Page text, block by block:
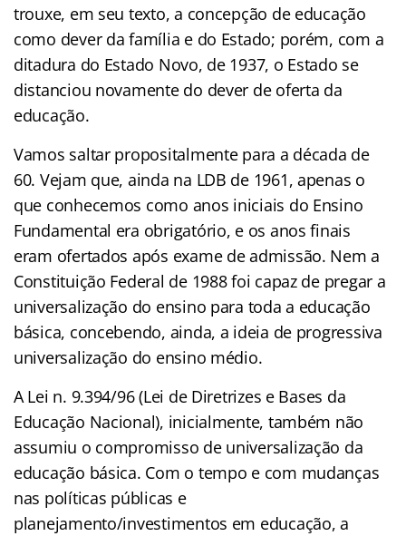
trouxe, em seu texto, a concepção de educação
como dever da família e do Estado; porém, com a
ditadura do Estado Novo, de 1937, o Estado se
distanciou novamente do dever de oferta da
educação.
Vamos saltar propositalmente para a década de
60. Vejam que, ainda na LDB de 1961, apenas o
que conhecemos como anos iniciais do Ensino
Fundamental era obrigatório, e os anos finais
eram ofertados após exame de admissão. Nem a
Constituição Federal de 1988 foi capaz de pregar a
universalização do ensino para toda a educação
básica, concebendo, ainda, a ideia de progressiva
universalização do ensino médio.
A Lei n. 9.394/96 (Lei de Diretrizes e Bases da
Educação Nacional), inicialmente, também não
assumiu o compromisso de universalização da
educação básica. Com o tempo e com mudanças
nas políticas públicas e
planejamento/investimentos em educação, a